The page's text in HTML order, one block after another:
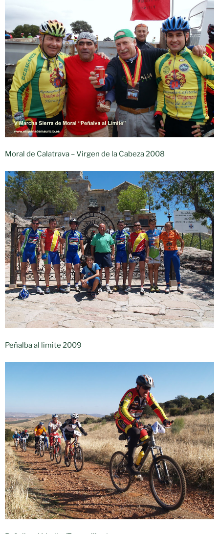
Moral de Calatrava – Virgen de la Cabeza 2008
Peñalba al limite 2009